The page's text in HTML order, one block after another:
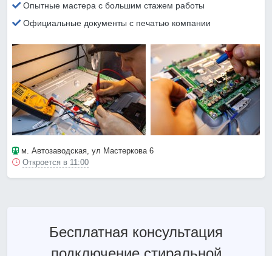
Опытные мастера с большим стажем работы
Официальные документы с печатью компании
м. Автозаводская, ул Мастеркова 6
Откроется в 11:00
Бесплатная консультация